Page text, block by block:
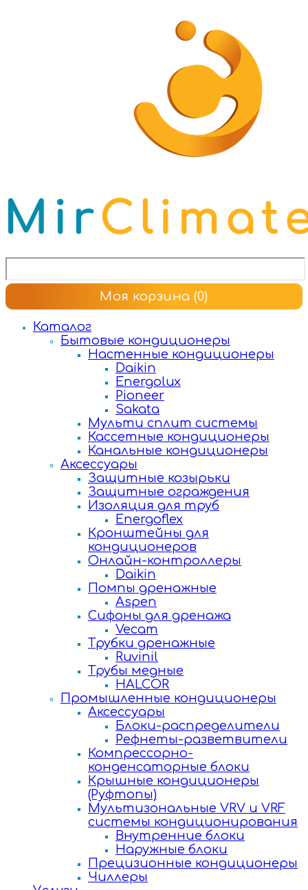
Моя корзина (0)
Каталог
Бытовые кондиционеры
Настенные кондиционеры
Daikin
Energolux
Pioneer
Sakata
Мульти сплит системы
Кассетные кондиционеры
Канальные кондиционеры
Аксессуары
Защитные козырьки
Защитные ограждения
Изоляция для труб
Energoflex
Кронштейны для
кондиционеров
Онлайн-контроллеры
Daikin
Помпы дренажные
Aspen
Сифоны для дренажа
Vecam
Трубки дренажные
Ruvinil
Трубы медные
HALCOR
Промышленные кондиционеры
Аксессуары
Блоки-распределители
Рефнеты-разветвители
Компрессорно-
конденсаторные блоки
Крышные кондиционеры
(Руфтопы)
Мультизональные VRV и VRF
системы кондиционирования
Внутренние блоки
Наружные блоки
Прецизионные кондиционеры
Чиллеры